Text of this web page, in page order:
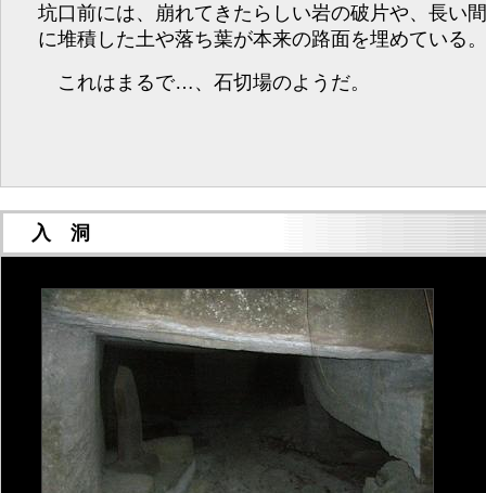
坑口前には、崩れてきたらしい岩の破片や、長い
に堆積した土や落ち葉が本来の路面を埋めている
これはまるで…、石切場のようだ。
入 洞